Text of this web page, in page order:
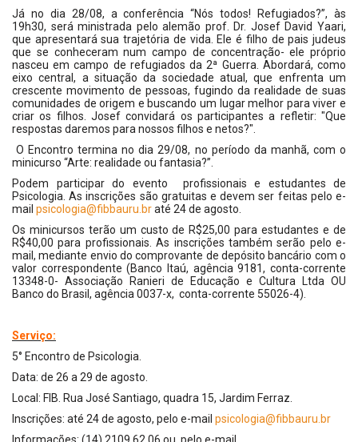
Já no dia 28/08, a conferência “Nós todos! Refugiados?”, às
19h30, será ministrada pelo alemão prof. Dr. Josef David Yaari,
que apresentará sua trajetória de vida. Ele é filho de pais judeus
que se conheceram num campo de concentração- ele próprio
nasceu em campo de refugiados da 2ª Guerra. Abordará, como
eixo central, a situação da sociedade atual, que enfrenta um
crescente movimento de pessoas, fugindo da realidade de suas
comunidades de origem e buscando um lugar melhor para viver e
criar os filhos. Josef convidará os participantes a refletir: "Que
respostas daremos para nossos filhos e netos?".
O Encontro termina no dia 29/08, no período da manhã, com o
minicurso “Arte: realidade ou fantasia?”.
Podem participar do evento profissionais e estudantes de
Psicologia. As inscrições são gratuitas e devem ser feitas pelo e-
mail psicologia@fibbauru.braté 24 de agosto.
Os minicursos terão um custo de R$25,00 para estudantes e de
R$40,00 para profissionais. As inscrições também serão pelo e-
mail, mediante envio do comprovante de depósito bancário com o
valor correspondente(Banco Itaú, agência 9181, conta-corrente
13348-0- Associação Ranieri de Educação e Cultura Ltda OU
Banco do Brasil, agência 0037-x, conta-corrente 55026-4).
Serviço:
5° Encontro de Psicologia.
Data: de 26 a 29 de agosto.
Local: FIB. Rua José Santiago, quadra 15, Jardim Ferraz.
Inscrições: até 24 de agosto, pelo e-mail psicologia@fibbauru.br